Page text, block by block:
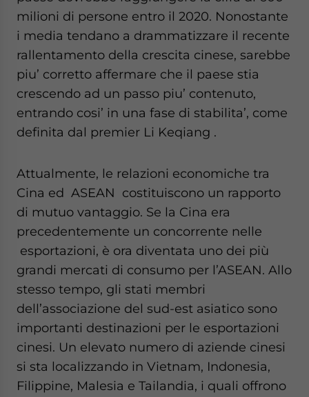
milioni di persone entro il 2020. Nonostante
i media tendano a drammatizzare il recente
rallentamento della crescita cinese, sarebbe
piu’ corretto affermare che il paese stia
crescendo ad un passo piu’ contenuto,
entrando cosi’ in una fase di stabilita’, come
definita dal premier Li Keqiang .
Attualmente, le relazioni economiche tra
Cina ed ASEAN costituiscono un rapporto
di mutuo vantaggio. Se la Cina era
precedentemente un concorrente nelle
esportazioni, è ora diventata uno dei più
grandi mercati di consumo per l’ASEAN. Allo
stesso tempo, gli stati membri
dell’associazione del sud-est asiatico sono
importanti destinazioni per le esportazioni
cinesi. Un elevato numero di aziende cinesi
si sta localizzando in Vietnam, Indonesia,
Filippine, Malesia e Tailandia, i quali offrono